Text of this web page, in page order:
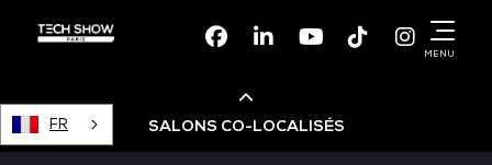
FacebookLinkedinYoutubeTikTok
MENU
FR SALONS CO-LOCALISÉS